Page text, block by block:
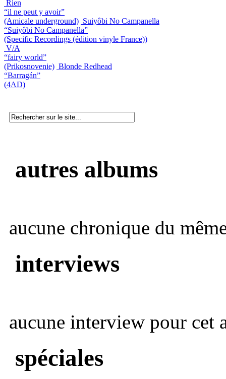
Rien
“il ne peut y avoir”
(Amicale underground) Suiyôbi No Campanella
“Suiyôbi No Campanella”
(Specific Recordings (édition vinyle France))
V/A
“fairy world”
(Prikosnovenie) Blonde Redhead
“Barragán”
(4AD)
autres albums
aucune chronique du
interviews
aucune interview pour cet
spéciales